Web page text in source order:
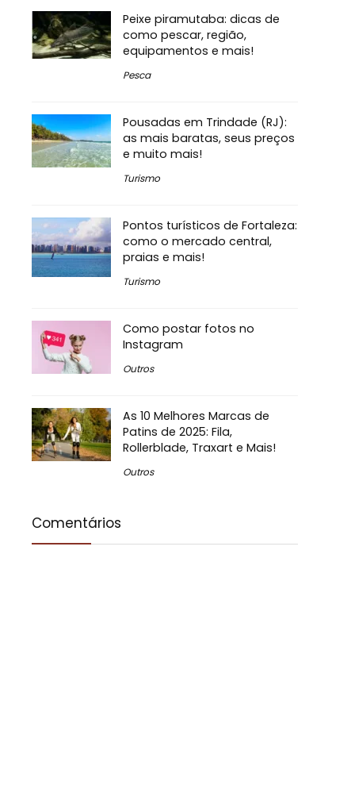
Peixe piramutaba: dicas de
como pescar, região,
equipamentos e mais!
Pesca
Pousadas em Trindade (RJ):
as mais baratas, seus preços
e muito mais!
Turismo
Pontos turísticos de Fortaleza:
como o mercado central,
praias e mais!
Turismo
Como postar fotos no
Instagram
Outros
As 10 Melhores Marcas de
Patins de 2025: Fila,
Rollerblade, Traxart e Mais!
Outros
Comentários